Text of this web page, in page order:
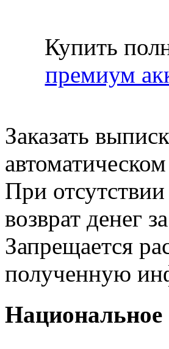
Купить
премиум
Заказать
При
возврат денег
Запрещается
полученную